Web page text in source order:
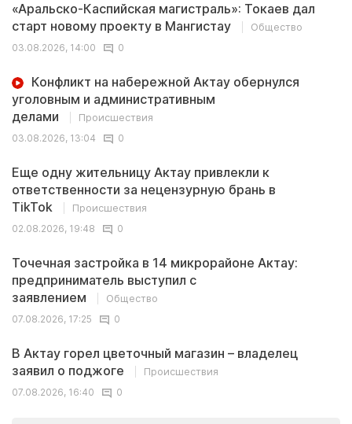
«Аральско-Каспийская магистраль»: Токаев дал
старт новому проекту в Мангистау
Общество
03.08.2026, 14:00
0
Конфликт на набережной Актау обернулся
уголовным и административным
делами
Происшествия
03.08.2026, 13:04
0
Еще одну жительницу Актау привлекли к
ответственности за нецензурную брань в
TikTok
Происшествия
02.08.2026, 19:48
0
Точечная застройка в 14 микрорайоне Актау:
предприниматель выступил с
заявлением
Общество
07.08.2026, 17:25
0
В Актау горел цветочный магазин – владелец
заявил о поджоге
Происшествия
07.08.2026, 16:40
0